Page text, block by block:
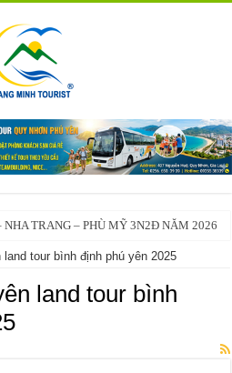
TRANG – PHÙ MỸ 3N2Đ NĂM 2026
tour bình định phú yên 2025
land tour bình